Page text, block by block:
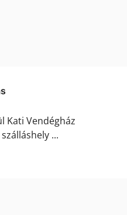
Kati Vendégház
...